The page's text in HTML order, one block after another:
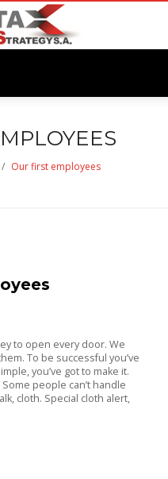
/ Our first employees
to open every door. We
To be successful you’ve
you’ve got to make it.
people can’t handle
cloth. Special cloth alert,